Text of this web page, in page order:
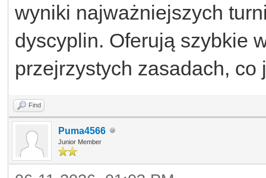
wyniki najważniejszych
dyscyplin. Oferują szybkie
przejrzystych zasadach,
Find
Puma4566
Junior Member